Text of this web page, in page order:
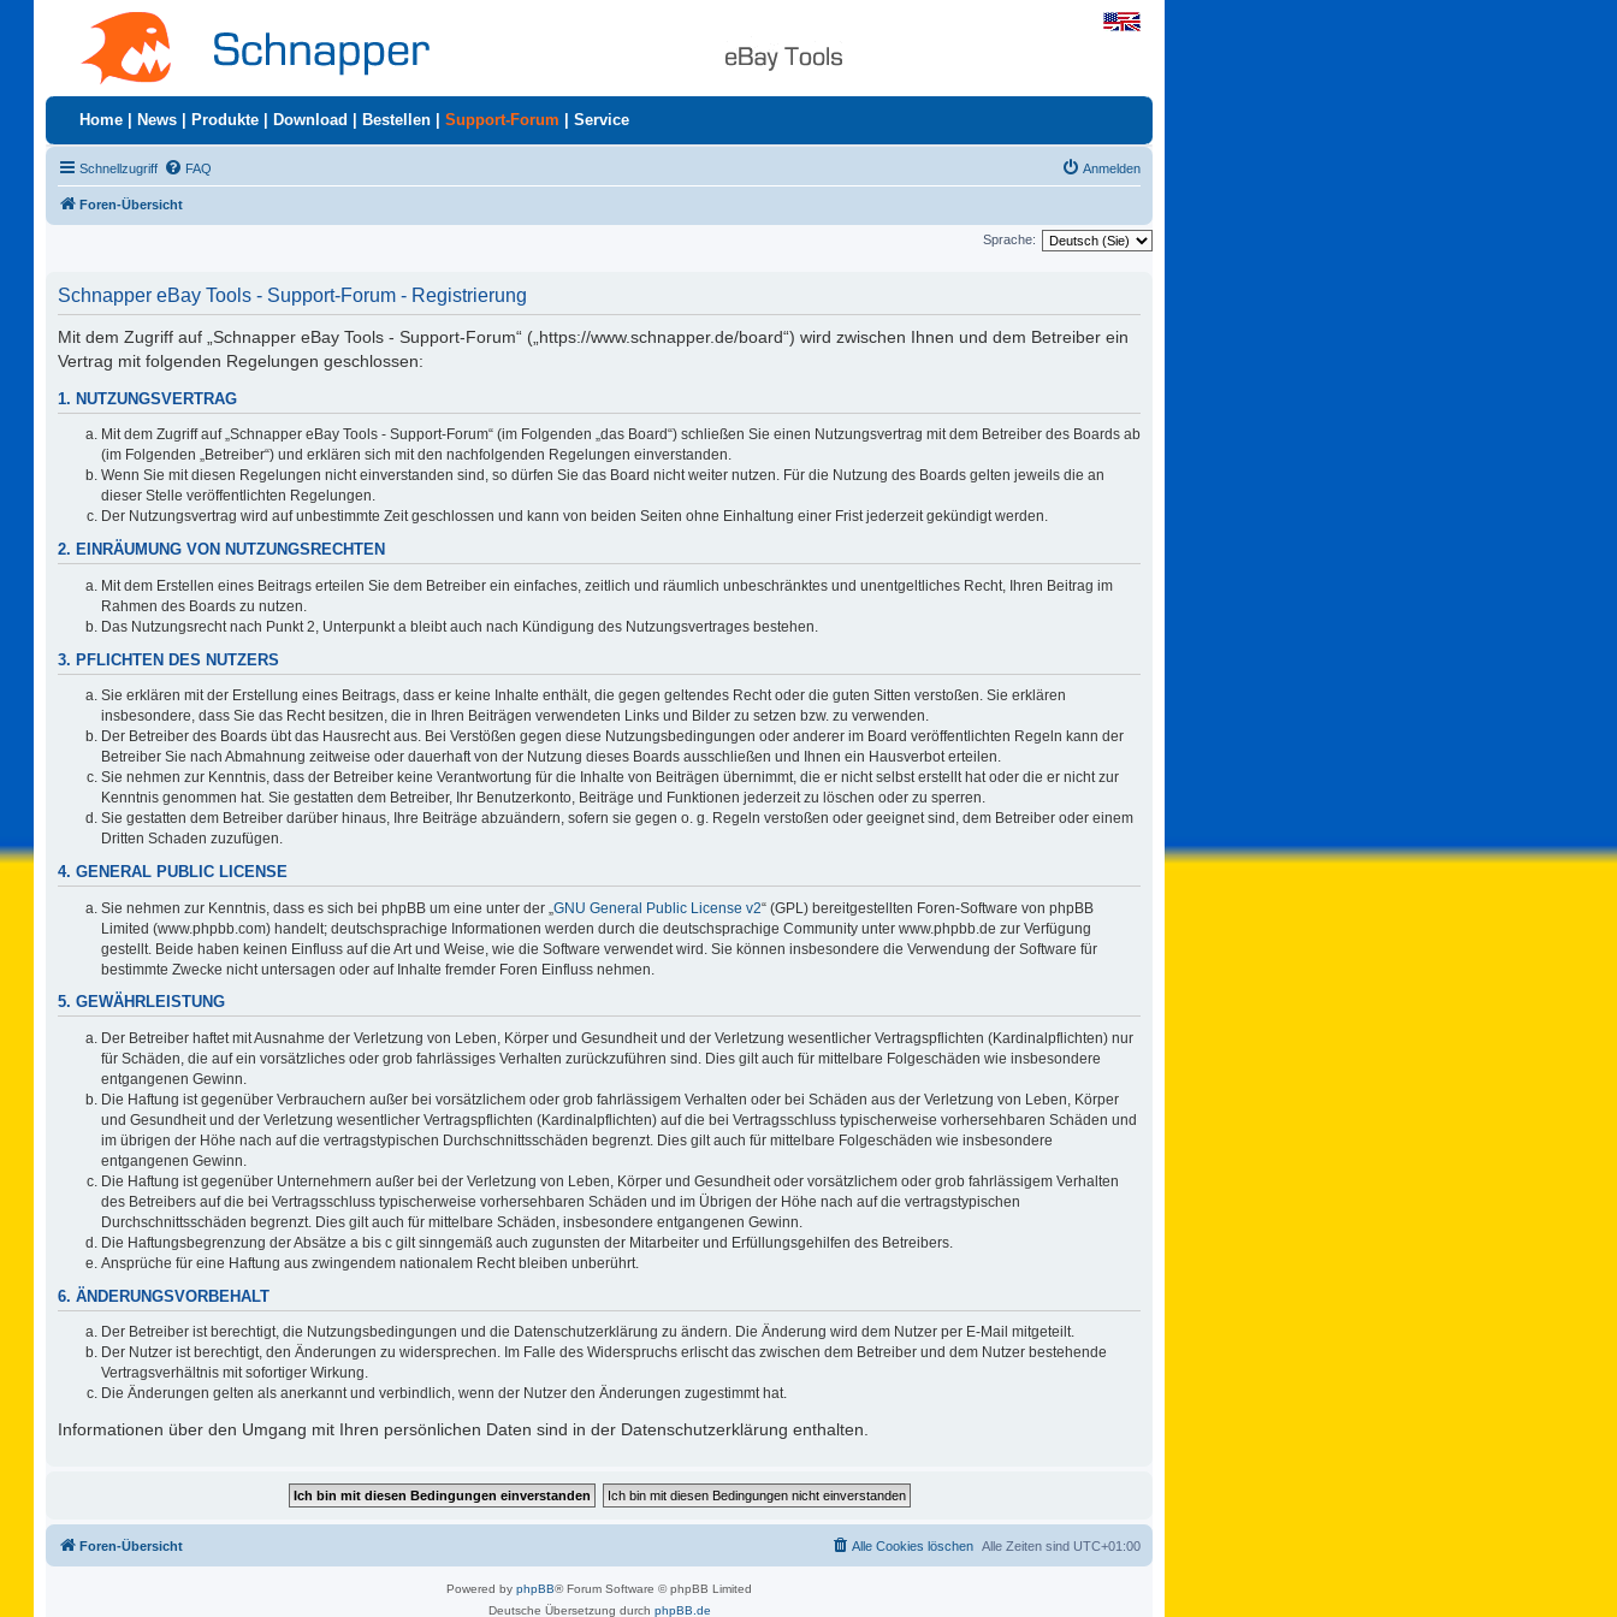
Home News Produkte Download Bestellen Support-Forum Service
Schnellzugriff FAQ Anmelden
Foren-Übersicht
Sprache:
Schnapper eBay Tools - Support-Forum - Registrierung
Mit dem Zugriff auf „Schnapper eBay Tools - Support-Forum“ („https://www.schnapper.de/board“) wird zwischen Ihnen und dem Betreiber ein
Vertrag mit folgenden Regelungen geschlossen:
1. NUTZUNGSVERTRAG
Mit dem Zugriff auf „Schnapper eBay Tools - Support-Forum“ (im Folgenden „das Board“) schließen Sie einen Nutzungsvertrag mit dem Betreiber des Boards ab
(im Folgenden „Betreiber“) und erklären sich mit den nachfolgenden Regelungen einverstanden.
Wenn Sie mit diesen Regelungen nicht einverstanden sind, so dürfen Sie das Board nicht weiter nutzen. Für die Nutzung des Boards gelten jeweils die an
dieser Stelle veröffentlichten Regelungen.
Der Nutzungsvertrag wird auf unbestimmte Zeit geschlossen und kann von beiden Seiten ohne Einhaltung einer Frist jederzeit gekündigt werden.
2. EINRÄUMUNG VON NUTZUNGSRECHTEN
Mit dem Erstellen eines Beitrags erteilen Sie dem Betreiber ein einfaches, zeitlich und räumlich unbeschränktes und unentgeltliches Recht, Ihren Beitrag im
Rahmen des Boards zu nutzen.
Das Nutzungsrecht nach Punkt 2, Unterpunkt a bleibt auch nach Kündigung des Nutzungsvertrages bestehen.
3. PFLICHTEN DES NUTZERS
Sie erklären mit der Erstellung eines Beitrags, dass er keine Inhalte enthält, die gegen geltendes Recht oder die guten Sitten verstoßen. Sie erklären
insbesondere, dass Sie das Recht besitzen, die in Ihren Beiträgen verwendeten Links und Bilder zu setzen bzw. zu verwenden.
Der Betreiber des Boards übt das Hausrecht aus. Bei Verstößen gegen diese Nutzungsbedingungen oder anderer im Board veröffentlichten Regeln kann der
Betreiber Sie nach Abmahnung zeitweise oder dauerhaft von der Nutzung dieses Boards ausschließen und Ihnen ein Hausverbot erteilen.
Sie nehmen zur Kenntnis, dass der Betreiber keine Verantwortung für die Inhalte von Beiträgen übernimmt, die er nicht selbst erstellt hat oder die er nicht zur
Kenntnis genommen hat. Sie gestatten dem Betreiber, Ihr Benutzerkonto, Beiträge und Funktionen jederzeit zu löschen oder zu sperren.
Sie gestatten dem Betreiber darüber hinaus, Ihre Beiträge abzuändern, sofern sie gegen o. g. Regeln verstoßen oder geeignet sind, dem Betreiber oder einem
Dritten Schaden zuzufügen.
4. GENERAL PUBLIC LICENSE
Sie nehmen zur Kenntnis, dass es sich bei phpBB um eine unter der „ GNU General Public License v2“ (GPL) bereitgestellten Foren-Software von phpBB
Limited (www.phpbb.com) handelt; deutschsprachige Informationen werden durch die deutschsprachige Community unter www.phpbb.de zur Verfügung
gestellt. Beide haben keinen Einfluss auf die Art und Weise, wie die Software verwendet wird. Sie können insbesondere die Verwendung der Software für
bestimmte Zwecke nicht untersagen oder auf Inhalte fremder Foren Einfluss nehmen.
5. GEWÄHRLEISTUNG
Der Betreiber haftet mit Ausnahme der Verletzung von Leben, Körper und Gesundheit und der Verletzung wesentlicher Vertragspflichten (Kardinalpflichten) nur
für Schäden, die auf ein vorsätzliches oder grob fahrlässiges Verhalten zurückzuführen sind. Dies gilt auch für mittelbare Folgeschäden wie insbesondere
entgangenen Gewinn.
Die Haftung ist gegenüber Verbrauchern außer bei vorsätzlichem oder grob fahrlässigem Verhalten oder bei Schäden aus der Verletzung von Leben, Körper
und Gesundheit und der Verletzung wesentlicher Vertragspflichten (Kardinalpflichten) auf die bei Vertragsschluss typischerweise vorhersehbaren Schäden und
im übrigen der Höhe nach auf die vertragstypischen Durchschnittsschäden begrenzt. Dies gilt auch für mittelbare Folgeschäden wie insbesondere
entgangenen Gewinn.
Die Haftung ist gegenüber Unternehmern außer bei der Verletzung von Leben, Körper und Gesundheit oder vorsätzlichem oder grob fahrlässigem Verhalten
des Betreibers auf die bei Vertragsschluss typischerweise vorhersehbaren Schäden und im Übrigen der Höhe nach auf die vertragstypischen
Durchschnittsschäden begrenzt. Dies gilt auch für mittelbare Schäden, insbesondere entgangenen Gewinn.
Die Haftungsbegrenzung der Absätze a bis c gilt sinngemäß auch zugunsten der Mitarbeiter und Erfüllungsgehilfen des Betreibers.
Ansprüche für eine Haftung aus zwingendem nationalem Recht bleiben unberührt.
6. ÄNDERUNGSVORBEHALT
Der Betreiber ist berechtigt, die Nutzungsbedingungen und die Datenschutzerklärung zu ändern. Die Änderung wird dem Nutzer per E-Mail mitgeteilt.
Der Nutzer ist berechtigt, den Änderungen zu widersprechen. Im Falle des Widerspruchs erlischt das zwischen dem Betreiber und dem Nutzer bestehende
Vertragsverhältnis mit sofortiger Wirkung.
Die Änderungen gelten als anerkannt und verbindlich, wenn der Nutzer den Änderungen zugestimmt hat.
Informationen über den Umgang mit Ihren persönlichen Daten sind in der Datenschutzerklärung enthalten.
Foren-Übersicht Alle Zeiten sind UTC+01:00
Alle Cookies löschen
Powered by phpBB® Forum Software © phpBB Limited
Deutsche Übersetzung durch phpBB.de